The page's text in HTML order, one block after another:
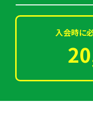
入会時に